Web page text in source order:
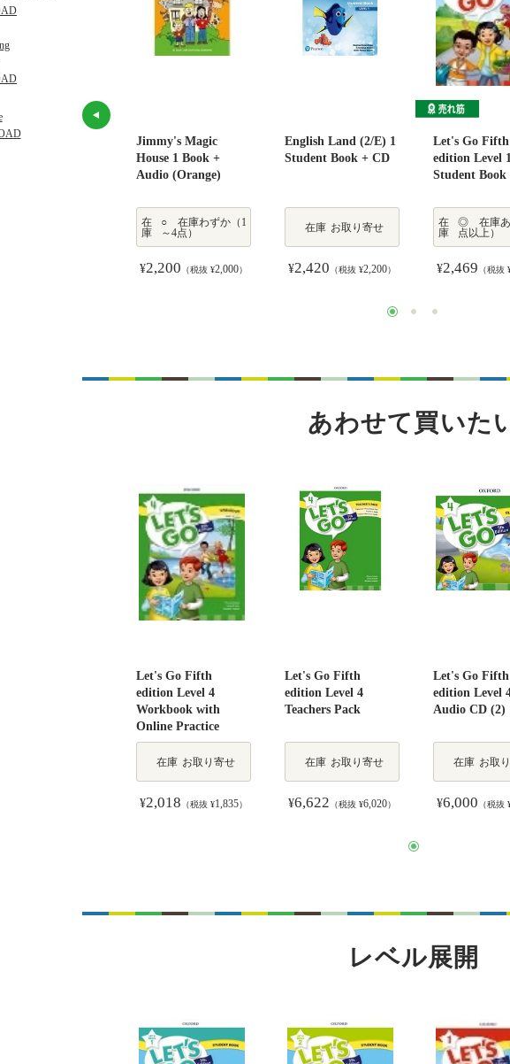
Go 1 (4/E)
Jimmy's Magic
House 1 Book +
Audio (Orange)
在
庫
○ 在庫わずか（1
～4点）
¥2,200 （税抜 ¥2,000）
English Land (2/E) 1
Student Book + CD
在庫 お取り寄せ
¥2,420 （税抜 ¥2,200）
Let's Go Fifth
edition Level
Student Book
在
庫
◎ 在庫あ
点以上）
¥2,469 （税抜
あわせて買いた
Let's Go Fifth
edition Level 4
Workbook with
Online Practice
在庫 お取り寄せ
¥2,018 （税抜 ¥1,835）
Let's Go Fifth
edition Level 4
Teachers Pack
在庫 お取り寄せ
¥6,622 （税抜 ¥6,020）
Let's Go Fifth
edition Level
Audio CD (2)
在庫 お取
¥6,000 （税抜
レベル展開